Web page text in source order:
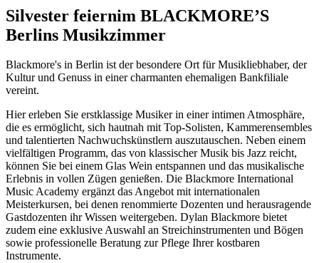
Silvester feiernim BLACKMORE’S
Berlins Musikzimmer
Blackmore's in Berlin ist der besondere Ort für Musikliebhaber, der
Kultur und Genuss in einer charmanten ehemaligen Bankfiliale
vereint.
Hier erleben Sie erstklassige Musiker in einer intimen Atmosphäre,
die es ermöglicht, sich hautnah mit Top-Solisten, Kammerensembles
und talentierten Nachwuchskünstlern auszutauschen. Neben einem
vielfältigen Programm, das von klassischer Musik bis Jazz reicht,
können Sie bei einem Glas Wein entspannen und das musikalische
Erlebnis in vollen Zügen genießen. Die Blackmore International
Music Academy ergänzt das Angebot mit internationalen
Meisterkursen, bei denen renommierte Dozenten und herausragende
Gastdozenten ihr Wissen weitergeben. Dylan Blackmore bietet
zudem eine exklusive Auswahl an Streichinstrumenten und Bögen
sowie professionelle Beratung zur Pflege Ihrer kostbaren
Instrumente.